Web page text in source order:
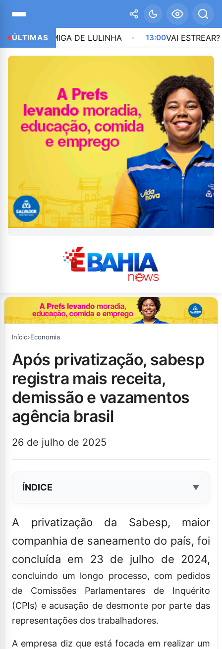
ÚLTIMAS
DE LULINHA 13:00VAI ESTREAR? REFORÇO
Início›Economia
após privatização, sabesp
registra mais receita,
demissão e vazamentos
agência brasil
26 de julho de 2025
ÍNDICE
A privatização da Sabesp, maior
companhia de saneamento do país, foi
concluída em 23 de julho de 2024,
concluindo um longo processo, com pedidos
de Comissões Parlamentares de Inquérito
(CPIs) e acusação de desmonte por parte das
representações dos trabalhadores.
A empresa diz que está focada em realizar um